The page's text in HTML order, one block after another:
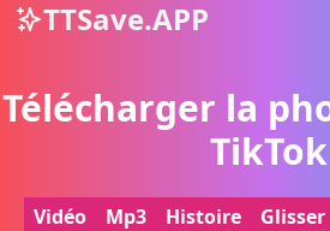
TTSave.APP
Télécharger la
TikTok
Vidéo Mp3 Histoire Glisser